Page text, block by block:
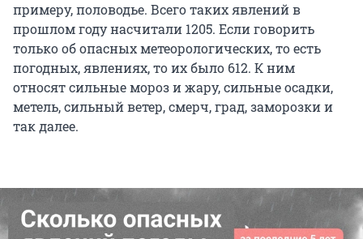
примеру, половодье. Всего таких явлений в
прошлом году насчитали 1205. Если говорить
только об опасных метеорологических, то есть
погодных, явлениях, то их было 612. К ним
относят сильные мороз и жару, сильные осадки,
метель, сильный ветер, смерч, град, заморозки и
так далее.